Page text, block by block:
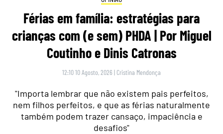
Férias em família: estratégias para
crianças com (e sem) PHDA | Por Miguel
Coutinho e Dinis Catronas
12:10 10 Agosto, 2026 | Cristina Mendonça
"Importa lembrar que não existem pais perfeitos,
nem filhos perfeitos, e que as férias naturalmente
também podem trazer cansaço, impaciência e
desafios"